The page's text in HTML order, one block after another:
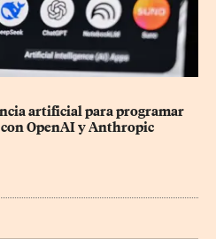
artificial para programar
OpenAI y Anthropic